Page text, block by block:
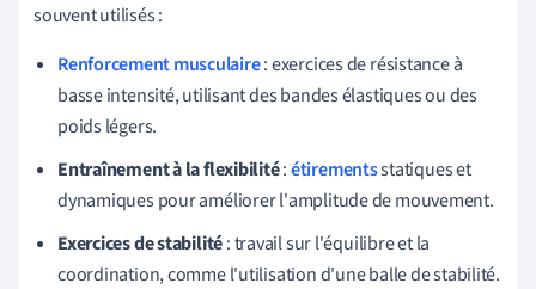
souvent utilisés :
Renforcement musculaire: exercices de résistance à
basse intensité, utilisant des bandes élastiques ou des
poids légers.
Entraînement à la flexibilité:étirementsstatiques et
dynamiques pour améliorer l'amplitude de mouvement.
Exercices de stabilité: travail sur l'équilibre et la
coordination, comme l'utilisation d'une balle de stabilité.